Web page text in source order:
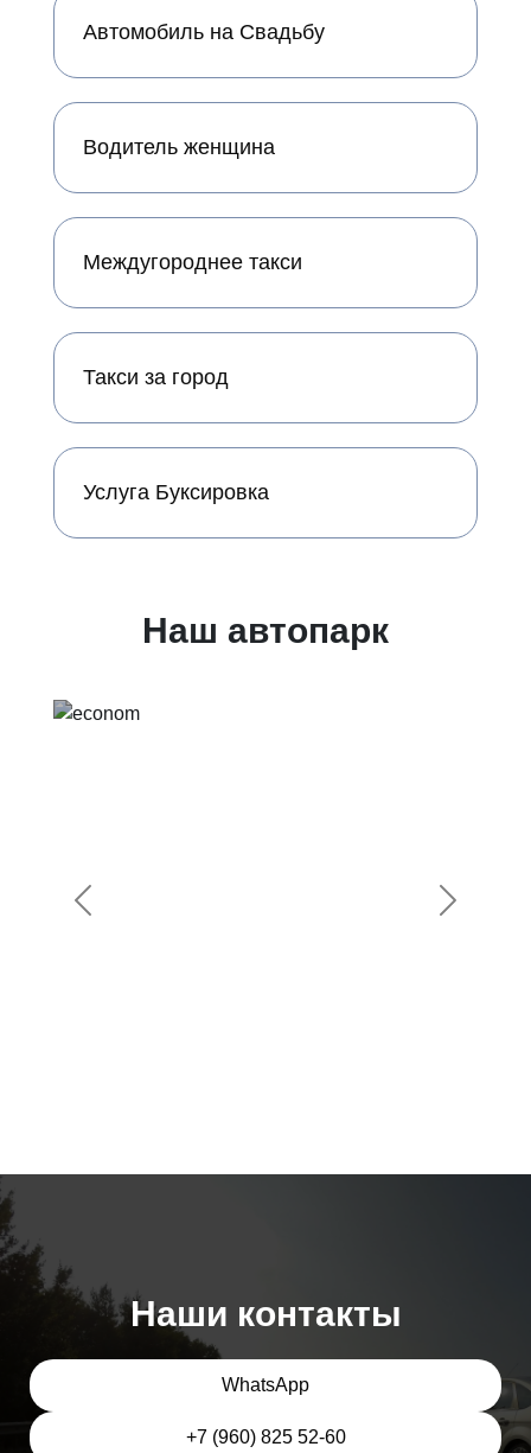
Автомобиль на Свадьбу
Водитель женщина
Междугороднее такси
Такси за город
Услуга Буксировка
Наш автопарк
Предыдущий
Наши контакты
WhatsApp
+7 (960) 825 52-60